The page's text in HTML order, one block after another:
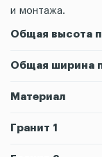
и монтажа.
Общая высота
Общая ширина
Материал
Гранит 1